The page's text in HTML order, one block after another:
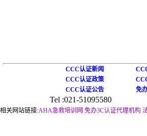
CCC认证新闻
CCC认证政策
CCC认证公告
免
Tel :021-51095580
相关网站链接:AHA急救培训网 免办3C认证代理机构